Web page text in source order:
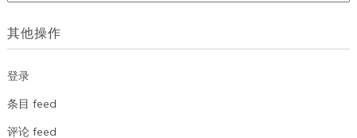
其他操作
登录
条目 feed
评论 feed